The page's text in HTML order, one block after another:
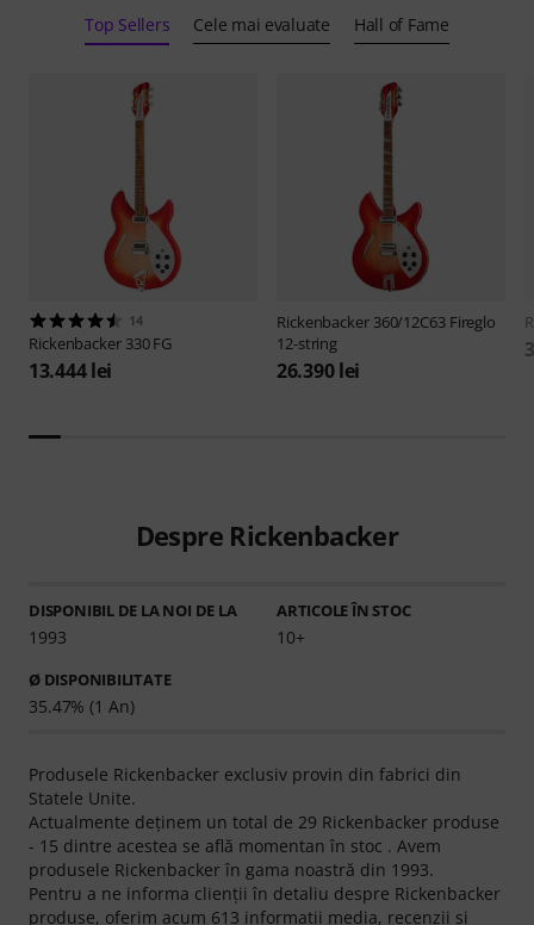
Top Sellers Cele mai evaluate Hall of Fame
14
Rickenbacker 330 FG
13.444 lei
Rickenbacker 360/12C63 Fireglo
12-string
26.390 lei
Despre Rickenbacker
DISPONIBIL DE LA NOI DE LA
1993
ARTICOLE ÎN STOC
10+
Ø DISPONIBILITATE
35.47% (1 An)
Produsele Rickenbacker exclusiv provin din fabrici din
Statele Unite.
Actualmente deţinem un total de 29 Rickenbacker produse
- 15 dintre acestea se află momentan în stoc . Avem
produsele Rickenbacker în gama noastră din 1993.
Pentru a ne informa clienţii în detaliu despre Rickenbacker
produse, oferim acum 613 informaţii media, recenzii şi